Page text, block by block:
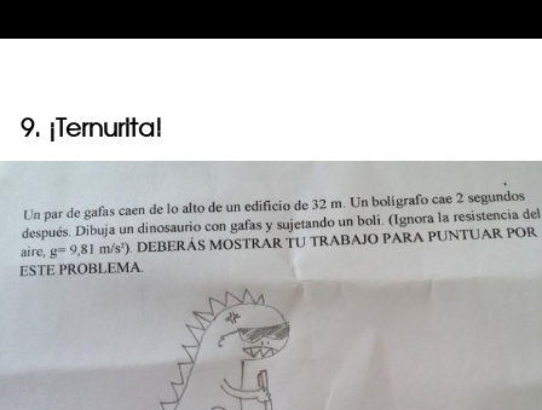
9. ¡Ternurita!